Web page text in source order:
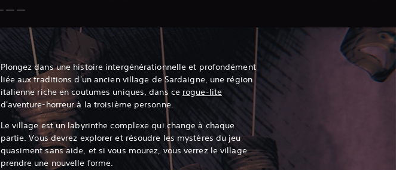
Plongez dans une histoire intergénérationnelle et profondément
liée aux traditions d'un ancien village de Sardaigne, une région
italienne riche en coutumes uniques, dans ce rogue-lite
d'aventure-horreur à la troisième personne.
Le village est un labyrinthe complexe qui change à chaque
partie. Vous devrez explorer et résoudre les mystères du jeu
quasiment sans aide, et si vous mourez, vous verrez le village
prendre une nouvelle forme.